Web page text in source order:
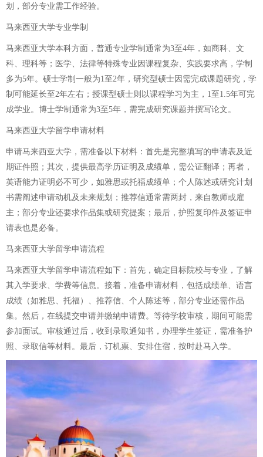
划，部分专业需工作经验。
马来西亚大学专业学制
马来西亚大学本科方面，普通专业学制通常为3至4年，如商科、文
科、理科等；医学、法律等特殊专业因课程复杂、实践要求高，学制
多为5年。硕士学制一般为1至2年，研究型硕士因需完成课题研究，学
制可能延长至2年左右；授课型硕士则以课程学习为主，1至1.5年可完
成学业。博士学制通常为3至5年，需完成研究课题并撰写论文。
马来西亚大学留学申请材料
申请马来西亚大学，需准备以下材料：首先是完整填写的申请表及近
期证件照；其次，提供最高学历证明及成绩单，需公证翻译；再者，
英语能力证明必不可少，如雅思或托福成绩单；个人陈述或研究计划
书需阐述申请动机及未来规划；推荐信通常需两封，来自教师或雇
主；部分专业还要求作品集或研究提案；最后，护照复印件及签证申
请表也是必备。
马来西亚大学留学申请流程
马来西亚大学留学申请流程如下：首先，确定目标院校与专业，了解
其入学要求、学费等信息。接着，准备申请材料，包括成绩单、语言
成绩（如雅思、托福）、推荐信、个人陈述等，部分专业还需作品
集。然后，在线提交申请并缴纳申请费。等待学校审核，期间可能需
参加面试。审核通过后，收到录取通知书，办理学生签证，需准备护
照、录取信等材料。最后，订机票、安排住宿，按时赴马入学。